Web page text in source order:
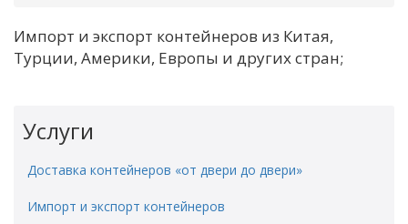
Импорт и экспорт контейнеров из Китая,
Турции, Америки, Европы и других стран;
Услуги
Доставка контейнеров «от двери до двери»
Импорт и экспорт контейнеров